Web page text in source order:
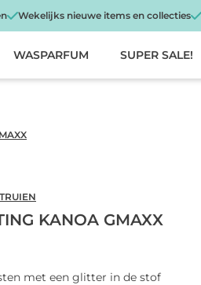
Wekelijks nieuwe items en collecties
WASPARFUM SUPER SALE!
KANOA GMAXX
met een glitter in de stof